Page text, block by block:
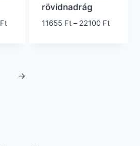
FtÁrtartomány:
rövidnadrág
11655 Ft – 22100 Ft
→